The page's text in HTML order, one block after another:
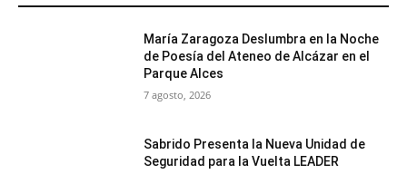
María Zaragoza Deslumbra en la Noche
de Poesía del Ateneo de Alcázar en el
Parque Alces
7 agosto, 2026
Sabrido Presenta la Nueva Unidad de
Seguridad para la Vuelta LEADER